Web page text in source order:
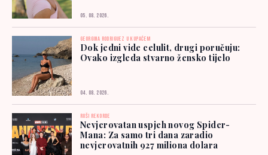
05. 08. 2026.
GEORGINA RODRIGUEZ U KUPAĆEM
Dok jedni vide celulit, drugi poručuju:
Ovako izgleda stvarno žensko tijelo
04. 08. 2026.
RUŠI REKORDE
Nevjerovatan uspjeh novog Spider-
Mana: Za samo tri dana zaradio
nevjerovatnih 927 miliona dolara